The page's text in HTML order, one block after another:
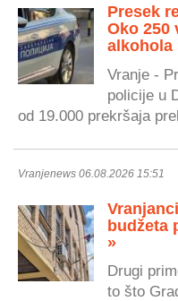
Presek
Oko 250
alkohola
Vranje -
policije u
od 19.000 prekršaja
Vranjenews 06.08.2026 15:51
budžeta
»
Drugi
to što